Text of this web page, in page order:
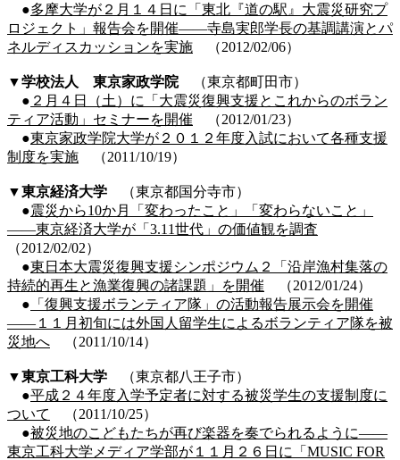
●多摩大学が２月１４日に「東北『道の駅』大震災研究プ
ロジェクト」報告会を開催――寺島実郎学長の基調講演とパ
ネルディスカッションを実施 （2012/02/06）
▼学校法人 東京家政学院
（東京都町田市）
● ２月４日（土）に「大震災復興支援とこれからのボラン
ティア活動」セミナーを開催 （2012/01/23）
●東京家政学院大学が２０１２年度入試において各種支援
制度を実施 （2011/10/19）
▼東京経済大学
（東京都国分寺市）
●震災から10か月「変わったこと」「変わらないこと」
――東京経済大学が「3.11世代」の価値観を調査
（2012/02/02）
●東日本大震災復興支援シンポジウム２「沿岸漁村集落の
持続的再生と漁業復興の諸課題」を開催 （2012/01/24）
● 「復興支援ボランティア隊」の活動報告展示会を開催
――１１月初旬には外国人留学生によるボランティア隊を被
災地へ （2011/10/14）
▼東京工科大学 （東京都八王子市）
●平成２４年度入学予定者に対する被災学生の支援制度に
ついて
（2011/10/25）
●被災地のこどもたちが再び楽器を奏でられるように――
東京工科大学メディア学部が１１月２６日に「MUSIC FOR